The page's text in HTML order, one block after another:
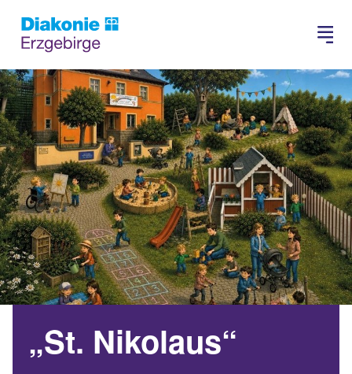
Suchen
„St. Nikolaus“